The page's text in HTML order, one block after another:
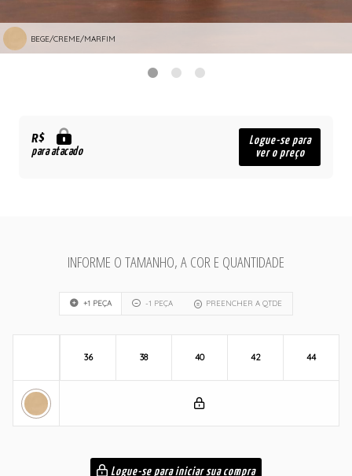
BEGE/CREME/MARFIM
R$
para atacado
Logue-se para
ver o preço
INFORME O TAMANHO, A COR E QUANTIDADE
+1 PEÇA -1 PEÇA PREENCHER A QTDE
36 38 40 42 44
Logue-se para iniciar sua compra